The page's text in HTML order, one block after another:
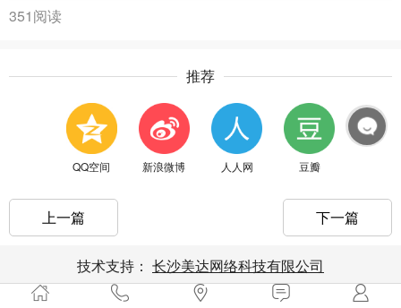
351阅读
推荐
QQ空间 新浪微博 人人网 豆瓣
上一篇 下一篇
技术支持： 长沙美达网络科技有限公司